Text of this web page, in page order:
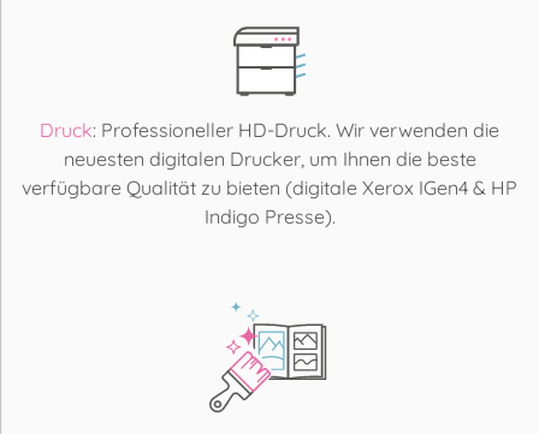
Druck: Professioneller HD-Druck. Wir verwenden die
neuesten digitalen Drucker, um Ihnen die beste
verfügbare Qualität zu bieten (digitale Xerox IGen4 & HP
Indigo Presse).